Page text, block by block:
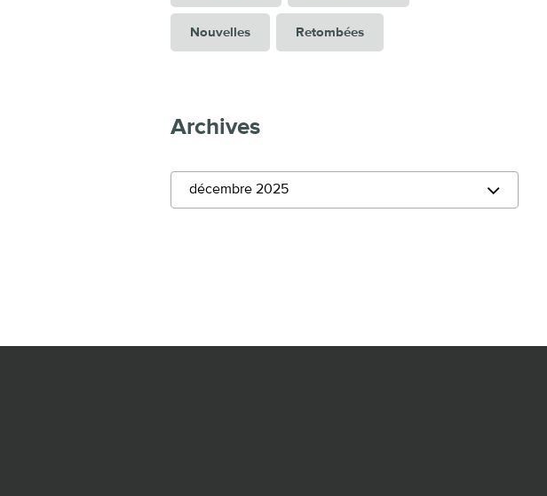
Nouvelles Retombées
Archives
décembre 2025